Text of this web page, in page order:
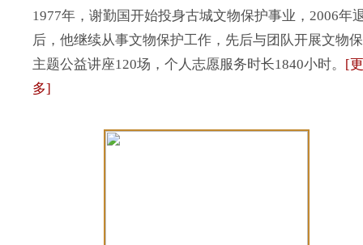
1977年，谢勤国开始投身古城文物保护事业，2006年
后，他继续从事文物保护工作，先后与团队开展文物
主题公益讲座120场，个人志愿服务时长1840小时。 [更
多]